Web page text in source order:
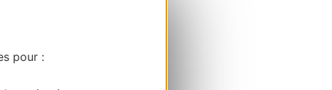
pour :